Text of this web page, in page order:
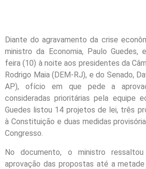
Diante do agravamento da crise
ministro da Economia, Paulo Guedes,
feira (10) à noite aos presidentes da
Rodrigo Maia (DEM-RJ), e do Senado,
AP), ofício em que pede a
consideradas prioritárias pela equipe
Guedes listou 14 projetos de lei, três
à Constituição e duas medidas
Congresso.
No documento, o ministro
aprovação das propostas até a